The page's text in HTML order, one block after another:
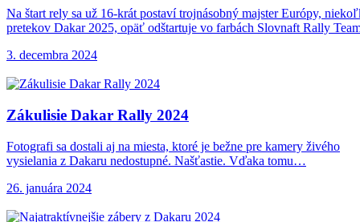
Na štart rely sa už 16-krát postaví trojnásobný majster Európy,
pretekov Dakar 2025, opäť odštartuje vo farbách Slovnaft Rally
3. decembra 2024
Zákulisie Dakar Rally 2024
Fotografi sa dostali aj na miesta, ktoré je bežne pre kamery živého
vysielania z Dakaru nedostupné. Našťastie. Vďaka tomu…
26. januára 2024